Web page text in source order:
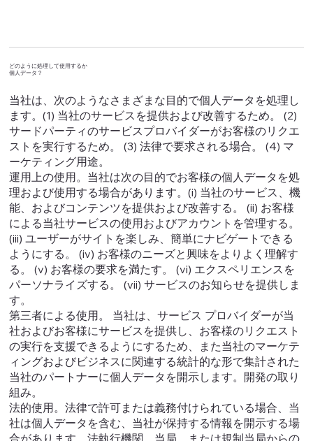
どのように処理して使用するか
個人データ？
当社は、次のようなさまざまな目的で個人データを処理し
ます。(1) 当社のサービスを提供および改善するため。 (2)
サードパーティのサービスプロバイダーがお客様のリクエ
ストを実行するため。 (3) 法律で要求される場合。 (4) マ
ーケティング用途。
運用上の使用。当社は次の目的でお客様の個人データを処
理および使用する場合があります。(i) 当社のサービス、機
能、およびコンテンツを提供および改善する。 (ii) お客様
による当社サービスの使用およびアカウントを管理する。
(iii) ユーザーがサイトを楽しみ、簡単にナビゲートできる
ようにする。 (iv) お客様のニーズと興味をよりよく理解す
る。 (v) お客様の要求を満たす。 (vi) エクスペリエンスを
パーソナライズする。 (vii) サービスのお知らせを提供しま
す。
第三者による使用。 当社は、サービス プロバイダーが当
社およびお客様にサービスを提供し、お客様のリクエスト
の実行を支援できるようにするため、また当社のマーケテ
ィングおよびビジネスに関連する統計的な形で集計された
当社のパートナーに個人データを開示します。開発の取り
組み。
法的使用。法律で許可または義務付けられている場合、当
社は個人データを含む、当社が保持する情報を開示する場